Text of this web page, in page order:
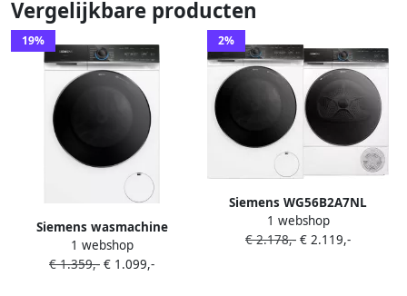
Vergelijkbare producten
19%
Siemens wasmachine
WG56B2A7NL met
wasmiddelscan via Home
1 webshop
€ 1.359,- € 1.099,-
2%
Siemens WG56B2A7NL
intelligentDosing +
WQ45B2A5NL SelfCleaning
1 webshop
€ 2.178,- € 2.119,-